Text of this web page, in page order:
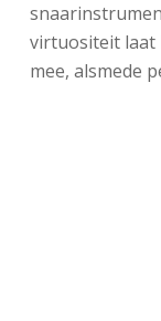
virtuositeit laat
mee, alsmede